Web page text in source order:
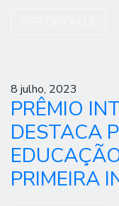
8 julho, 2023
PRÊMIO
DESTACA
PRIMEIRA